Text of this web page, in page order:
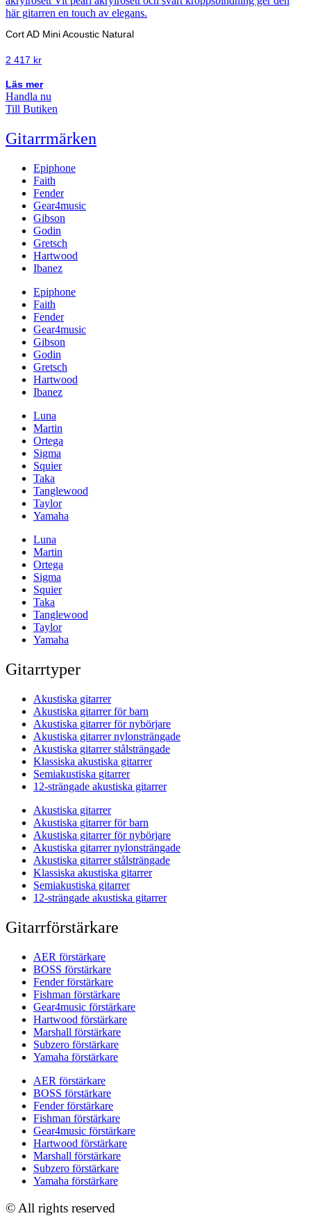
Cort AD Mini Acoustic Natural
2 417 kr
Läs mer
Handla nu
Till Butiken
Gitarrmärken
Epiphone
Faith
Fender
Gear4music
Gibson
Godin
Gretsch
Hartwood
Ibanez
Epiphone
Faith
Fender
Gear4music
Gibson
Godin
Gretsch
Hartwood
Ibanez
Luna
Martin
Ortega
Sigma
Squier
Taka
Tanglewood
Taylor
Yamaha
Luna
Martin
Ortega
Sigma
Squier
Taka
Tanglewood
Taylor
Yamaha
Gitarrtyper
Akustiska gitarrer
Akustiska gitarrer för barn
Akustiska gitarrer för nybörjare
Akustiska gitarrer nylonsträngade
Akustiska gitarrer stålsträngade
Klassiska akustiska gitarrer
Semiakustiska gitarrer
12-strängade akustiska gitarrer
Akustiska gitarrer
Akustiska gitarrer för barn
Akustiska gitarrer för nybörjare
Akustiska gitarrer nylonsträngade
Akustiska gitarrer stålsträngade
Klassiska akustiska gitarrer
Semiakustiska gitarrer
12-strängade akustiska gitarrer
Gitarrförstärkare
AER förstärkare
BOSS förstärkare
Fender förstärkare
Fishman förstärkare
Gear4music förstärkare
Hartwood förstärkare
Marshall förstärkare
Subzero förstärkare
Yamaha förstärkare
AER förstärkare
BOSS förstärkare
Fender förstärkare
Fishman förstärkare
Gear4music förstärkare
Hartwood förstärkare
Marshall förstärkare
Subzero förstärkare
Yamaha förstärkare
© All rights reserved